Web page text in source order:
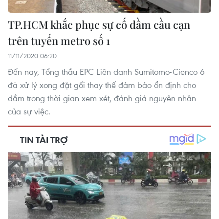
TP.HCM khắc phục sự cố dầm cầu cạn
trên tuyến metro số 1
11/11/2020 06:20
Đến nay, Tổng thầu EPC Liên danh Sumitomo-Cienco 6
đã xử lý xong đặt gối thay thế đảm bảo ổn định cho
dầm trong thời gian xem xét, đánh giá nguyên nhân
của sự việc.